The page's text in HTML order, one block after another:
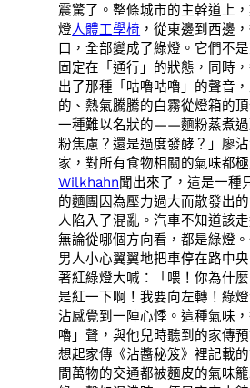
震驚了。整條城市的主幹道上
燈人體工學椅 ，從東邊到西邊
口，全部變成了綠燈。它們不
固定在「通行」的狀態，同時
出了那種「咕嚕咕嚕」的聲音
的、熱氣騰騰的白霧從燈箱的
一種難以名狀的——麵粉蒸煮過
粉焦慮？還是過度發酵？」廖
家，對所有食物相關的氣味都
Wilkhahn聞出來了，這是一種
的麵團因為壓力過大而散發出
人陷入了混亂。汽車不知道該
無論從哪個方向看，都是綠燈
男人小心翼翼地把車停在路中
著紅綠燈大喊：「喂！你為什
是紅一下啊！我要向左轉！綠
沾感覺到一陣心悸。這種氣味
嚕」聲，與他兒時聽到的家傳
想起家傳《沾醬秘笈》裡記載
間萬物的交通都被麵皮的氣味